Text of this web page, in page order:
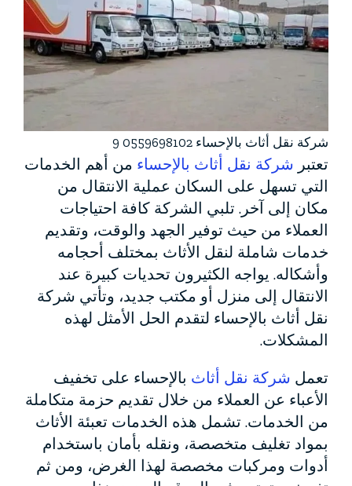
شركة نقل أثاث بالإحساء 0559698102 9
تعتبر شركة نقل أثاث بالإحساء من أهم الخدمات
التي تسهل على السكان عملية الانتقال من
مكان إلى آخر. تلبي الشركة كافة احتياجات
العملاء من حيث توفير الجهد والوقت، وتقديم
خدمات شاملة لنقل الأثاث بمختلف أحجامه
وأشكاله. يواجه الكثيرون تحديات كبيرة عند
الانتقال إلى منزل أو مكتب جديد، وتأتي شركة
نقل أثاث بالإحساء لتقدم الحل الأمثل لهذه
المشكلات.
تعمل شركة نقل أثاث بالإحساء على تخفيف
الأعباء عن العملاء من خلال تقديم حزمة متكاملة
من الخدمات. تشمل هذه الخدمات تعبئة الأثاث
بمواد تغليف متخصصة، ونقله بأمان باستخدام
أدوات ومركبات مخصصة لهذا الغرض، ومن ثم